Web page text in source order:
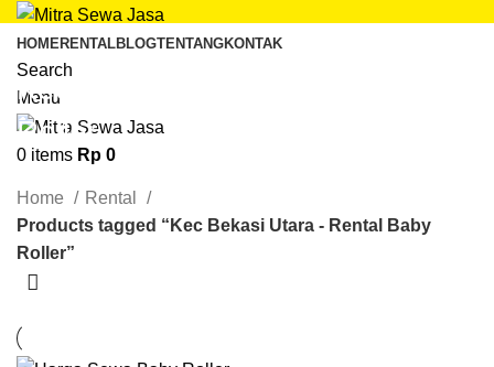
HOMERENTALBLOGTENTANGKONTAK
Search
Menu
0 items Rp 0
Kec Bekasi Utara - Rental Baby
Roller
Categories
Home
Rental
Products tagged “Kec Bekasi Utara - Rental Baby
Roller”